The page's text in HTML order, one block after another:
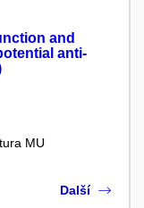
and
anti-
MU
Další